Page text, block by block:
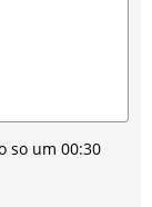
so um 00:30